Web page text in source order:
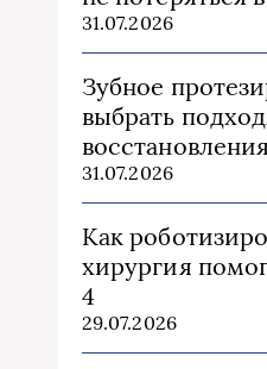
31.07.2026
Зубное
выбрать
восстановления
31.07.2026
Как
хирургия
4
29.07.2026